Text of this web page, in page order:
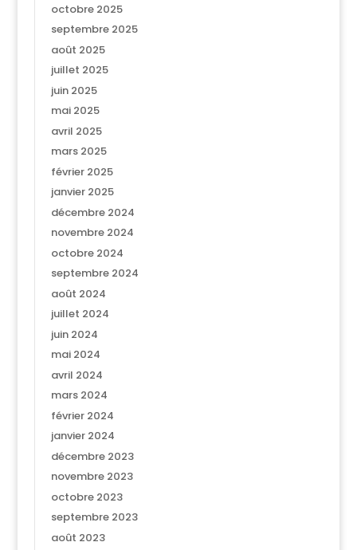
octobre 2025
septembre 2025
août 2025
juillet 2025
juin 2025
mai 2025
avril 2025
mars 2025
février 2025
janvier 2025
décembre 2024
novembre 2024
octobre 2024
septembre 2024
août 2024
juillet 2024
juin 2024
mai 2024
avril 2024
mars 2024
février 2024
janvier 2024
décembre 2023
novembre 2023
octobre 2023
septembre 2023
août 2023